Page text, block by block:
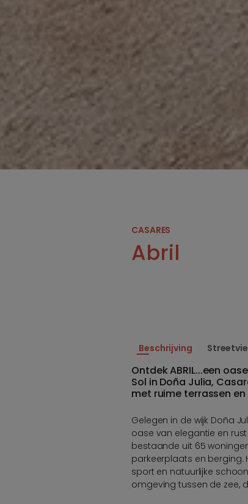
CASARES
Abril
Beschrijving
Ontdek ABRIL...een
Sol in Doña Julia,
met ruime terrassen
Gelegen in de wijk Doña
oase van elegantie en rust
bestaande uit 65
parkeerplaats en berging.
sport en natuurlijke
omgeving tussen de zee,